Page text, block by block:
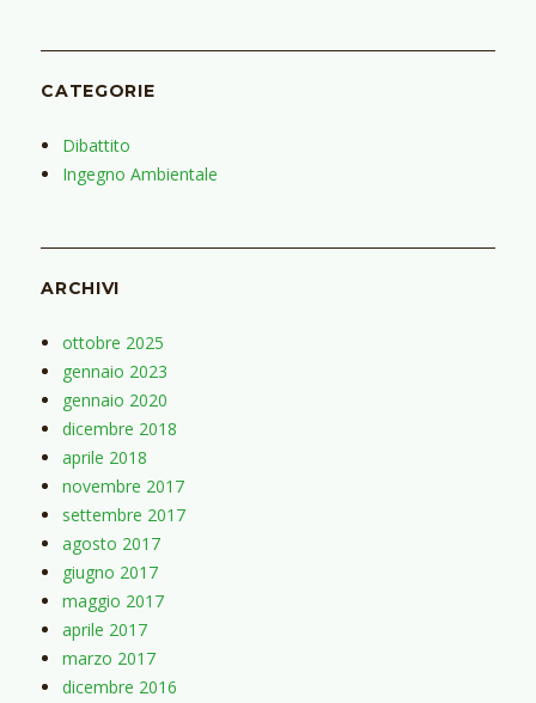
CATEGORIE
Dibattito
Ingegno Ambientale
ARCHIVI
ottobre 2025
gennaio 2023
gennaio 2020
dicembre 2018
aprile 2018
novembre 2017
settembre 2017
agosto 2017
giugno 2017
maggio 2017
aprile 2017
marzo 2017
dicembre 2016